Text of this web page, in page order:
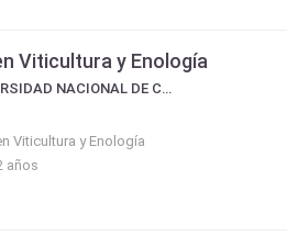
Viticultura y Enología
UNCU - UNIVERSIDAD NACIONAL DE CUYO
Viticultura y Enología
años